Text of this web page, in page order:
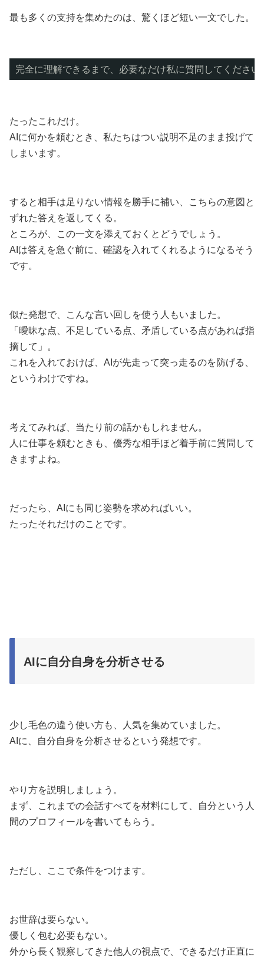
最も多くの支持を集めたのは、驚くほど短い一文でした。
完全に理解できるまで、必要なだけ私に質問してください
たったこれだけ。
AIに何かを頼むとき、私たちはつい説明不足のまま投げて
しまいます。
すると相手は足りない情報を勝手に補い、こちらの意図と
ずれた答えを返してくる。
ところが、この一文を添えておくとどうでしょう。
AIは答えを急ぐ前に、確認を入れてくれるようになるそう
です。
似た発想で、こんな言い回しを使う人もいました。
「曖昧な点、不足している点、矛盾している点があれば指
摘して」。
これを入れておけば、AIが先走って突っ走るのを防げる、
というわけですね。
考えてみれば、当たり前の話かもしれません。
人に仕事を頼むときも、優秀な相手ほど着手前に質問して
きますよね。
だったら、AIにも同じ姿勢を求めればいい。
たったそれだけのことです。
AIに自分自身を分析させる
少し毛色の違う使い方も、人気を集めていました。
AIに、自分自身を分析させるという発想です。
やり方を説明しましょう。
まず、これまでの会話すべてを材料にして、自分という人
間のプロフィールを書いてもらう。
ただし、ここで条件をつけます。
お世辞は要らない。
優しく包む必要もない。
外から長く観察してきた他人の視点で、できるだけ正直に